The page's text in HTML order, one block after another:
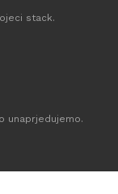
stack.
unaprjedujemo.